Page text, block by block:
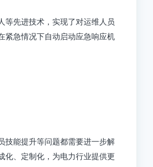
等先进技术，实现了对运维人员
紧急情况下自动启动应急响应机
技能提升等问题都需要进一步解
化、定制化，为电力行业提供更